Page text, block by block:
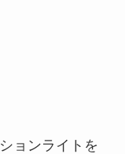
ョンライトを